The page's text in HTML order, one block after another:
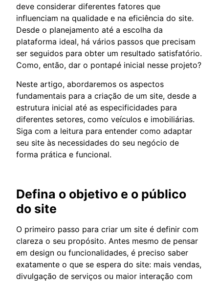
deve considerar diferentes fatores que
influenciam na qualidade e na eficiência do site.
Desde o planejamento até a escolha da
plataforma ideal, há vários passos que precisam
ser seguidos para obter um resultado satisfatório.
Como, então, dar o pontapé inicial nesse projeto?
Neste artigo, abordaremos os aspectos
fundamentais para a criação de um site, desde a
estrutura inicial até as especificidades para
diferentes setores, como veículos e imobiliárias.
Siga com a leitura para entender como adaptar
seu site às necessidades do seu negócio de
forma prática e funcional.
Defina o objetivo e o público
do site
O primeiro passo para criar um site é definir com
clareza o seu propósito. Antes mesmo de pensar
em design ou funcionalidades, é preciso saber
exatamente o que se espera do site: mais vendas,
divulgação de serviços ou maior interação com